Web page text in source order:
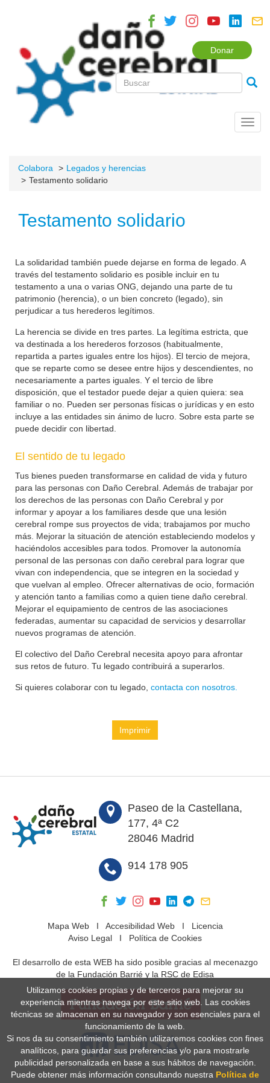
Donar
Colabora
Legados y herencias
Testamento solidario
Testamento solidario
La solidaridad también puede dejarse en forma de legado. A
través del testamento solidario es posible incluir en tu
testamento a una o varias ONG, dejando una parte de tu
patrimonio (herencia), o un bien concreto (legado), sin
perjudicar a tus herederos legítimos.
La herencia se divide en tres partes. La legítima estricta, que
va destinada a los herederos forzosos (habitualmente,
repartida a partes iguales entre los hijos). El tercio de mejora,
que se reparte como se desee entre hijos y descendientes, no
necesariamente a partes iguales. Y el tercio de libre
disposición, que el testador puede dejar a quien quiera: sea
familiar o no. Pueden ser personas físicas o jurídicas y en esto
incluye a las entidades sin ánimo de lucro. Sobre esta parte se
puede decidir con libertad.
El sentido de tu legado
Tus bienes pueden transformarse en calidad de vida y futuro
para las personas con Daño Cerebral. Además de trabajar por
los derechos de las personas con Daño Cerebral y por
informar y apoyar a los familiares desde que una lesión
cerebral rompe sus proyectos de vida; trabajamos por mucho
más. Mejorar la situación de atención estableciendo modelos y
haciéndolos accesibles para todos. Promover la autonomía
personal de las personas con daño cerebral para lograr que
vivan con independencia, que se integren en la sociedad y
que vuelvan al empleo. Ofrecer alternativas de ocio, formación
y atención tanto a familias como a quien tiene daño cerebral.
Mejorar el equipamiento de centros de las asociaciones
federadas, aumentar su capacidad de servicios y desarrollar
nuevos programas de atención.
El colectivo del Daño Cerebral necesita apoyo para afrontar
sus retos de futuro. Tu legado contribuirá a superarlos.
Si quieres colaborar con tu legado, contacta con nosotros.
Imprimir
Paseo de la Castellana,
177, 4ª C2
28046 Madrid
914 178 905
Mapa WebI Accesibilidad WebI Licencia
Aviso Legal I Política de Cookies
El desarrollo de esta WEB ha sido posible gracias al mecenazgo
de la Fundación Barrié y la RSC de Edisa
Utilizamos cookies propias y de terceros para mejorar su
experiencia mientras navega por este sitio web. Las cookies
técnicas se almacenan en su navegador y son esenciales para el
funcionamiento de la web.
Si nos da su consentimiento también utilizaremos cookies con fines
analíticos, para guardar sus preferencias y/o para mostrarle
publicidad personalizada en base a sus hábitos de navegación.
Puede obtener más información consultando nuestra Política de